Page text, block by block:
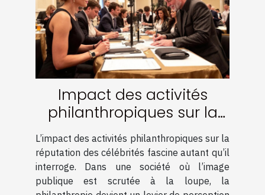
Impact des activités
philanthropiques sur la
réputation des célébrités
L’impact des activités philanthropiques sur la
réputation des célébrités fascine autant qu’il
interroge. Dans une société où l’image
publique est scrutée à la loupe, la